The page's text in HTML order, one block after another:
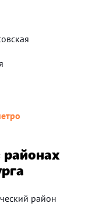
район